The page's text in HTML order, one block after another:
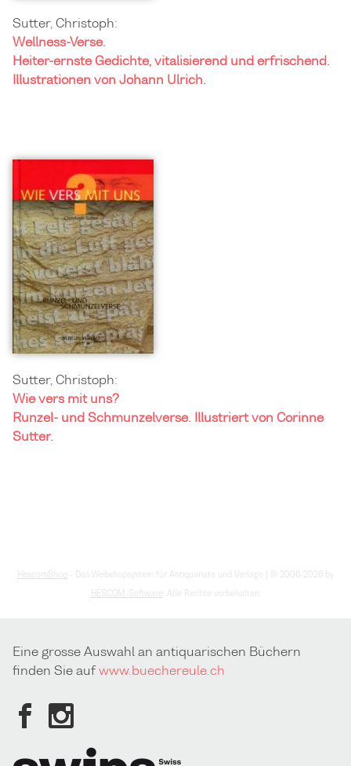
Sutter, Christoph:
Wellness-Verse.
Heiter-ernste Gedichte, vitalisierend und erfrischend.
Illustrationen von Johann Ulrich.
Sutter, Christoph:
Wie vers mit uns?
Runzel- und Schmunzelverse. Illustriert von Corinne
Sutter.
HescomShop
- Das Webshopsystem für Antiquariate und Verlage | © 2006-2026 by
HESCOM-Software
. Alle Rechte vorbehalten.
Eine grosse Auswahl an antiquarischen Büchern
finden Sie aufwww.buechereule.ch